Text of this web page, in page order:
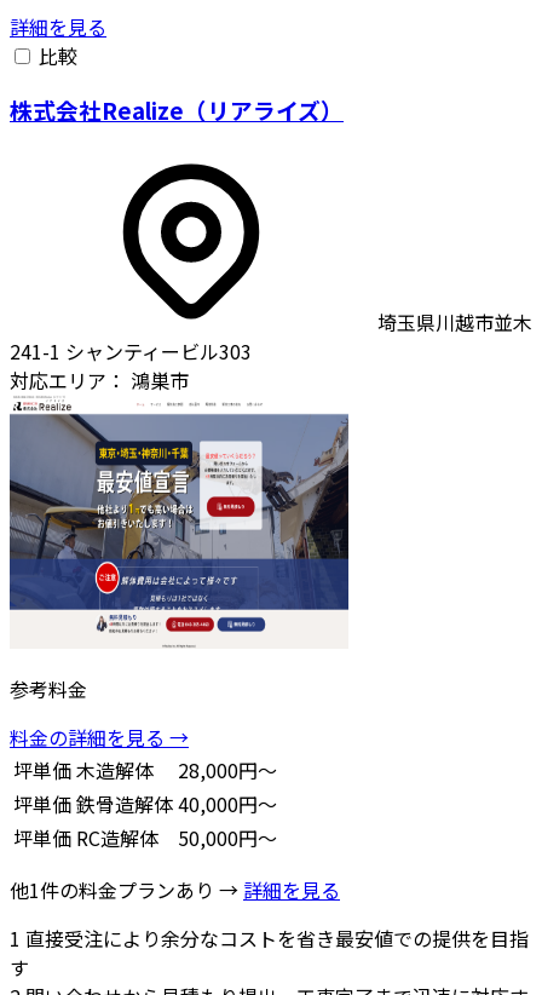
詳細を見る
比較
株式会社Realize（リアライズ）
埼玉県川越市並木
241-1 シャンティービル303
対応エリア： 鴻巣市
参考料金
料金の詳細を見る →
坪単価木造解体
28,000円～
坪単価鉄骨造解体40,000円～
坪単価 RC造解体
50,000円～
他1件の料金プランあり → 詳細を見る
1 直接受注により余分なコストを省き最安値での提供を目指
す